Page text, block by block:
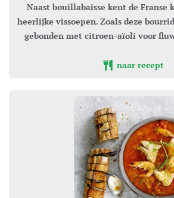
Naast bouillabaisse kent de Franse keuken nog meer
heerlijke vissoepen. Zoals deze
gebonden met citroen-aïoli voor
naar recept